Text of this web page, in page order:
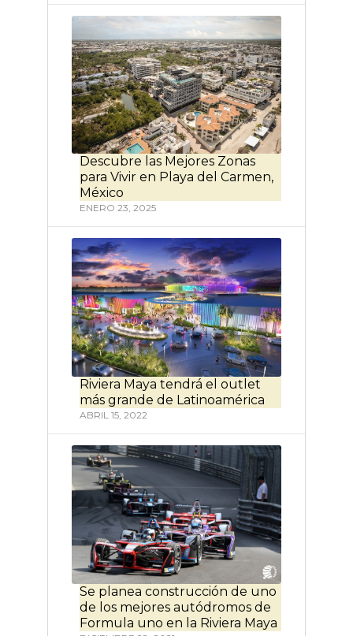
Descubre las Mejores Zonas
para Vivir en Playa del Carmen,
México
ENERO 23, 2025
Riviera Maya tendrá el outlet
más grande de Latinoamérica
ABRIL 15, 2022
Se planea construcción de uno
de los mejores autódromos de
Formula uno en la Riviera Maya